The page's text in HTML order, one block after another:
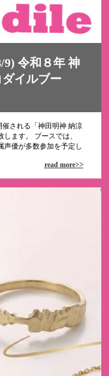
9) 令和８年 神
イルブー
催される「神田明神 納涼
ます。 ブースでは、
声優が多数参加を予定し
read more>>